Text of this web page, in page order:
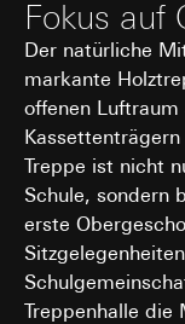
Fokus auf
Der natürliche
markante
offenen
Treppe ist nicht
Schule, sondern
erste
Treppenhalle die
Interne
Externe
tätig
längstens